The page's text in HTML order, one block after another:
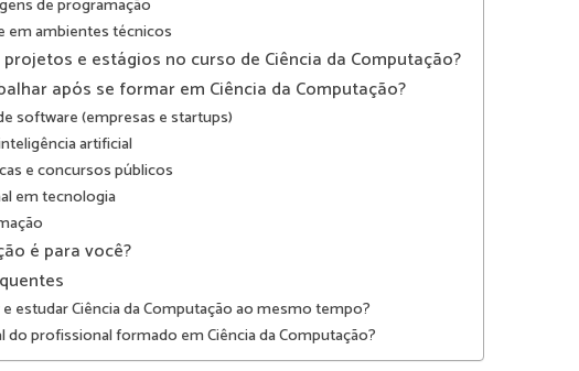
de programação
em ambientes técnicos
e estágios no curso de Ciência da Computação?
após se formar em Ciência da Computação?
software (empresas e startups)
artificial
e concursos públicos
em tecnologia
é para você?
estudar Ciência da Computação ao mesmo tempo?
do profissional formado em Ciência da Computação?